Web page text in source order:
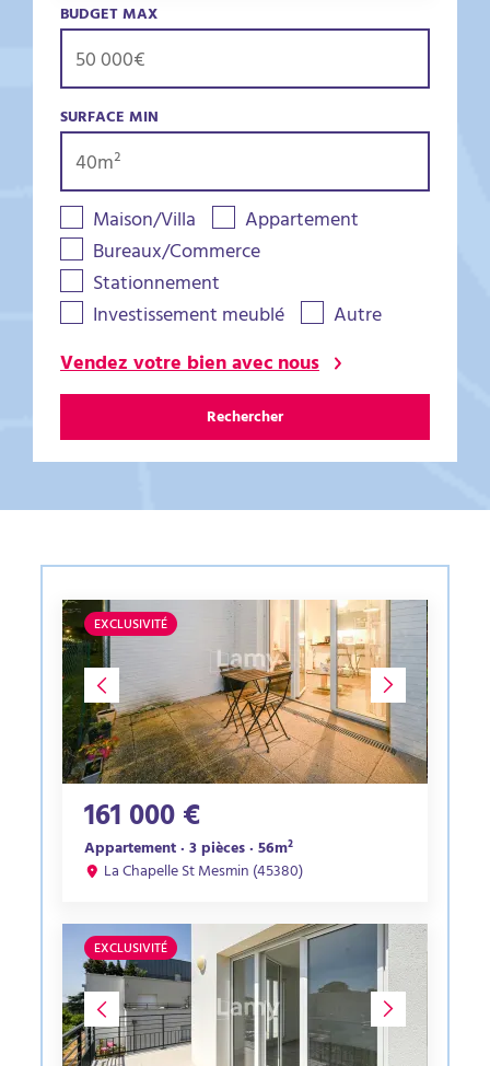
BUDGET MAX
SURFACE MIN
Maison/Villa
Appartement
Bureaux/Commerce
Stationnement
Investissement meublé
Autre
Vendez votre bien avec nous
Rechercher
EXCLUSIVITÉ
161 000 €
Appartement · 3 pièces · 56m²
La Chapelle St Mesmin (45380)
EXCLUSIVITÉ